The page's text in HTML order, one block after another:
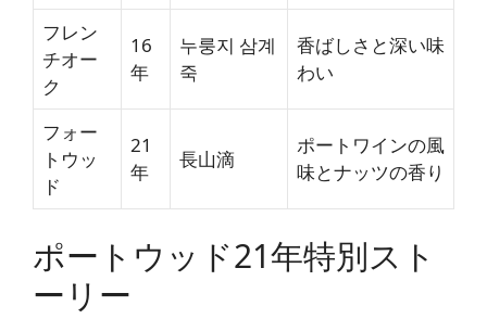
フレン
チオー
ク
16
年
누룽지 삼계
죽
香ばしさと深い味
わい
フォー
トウッ
ド
21
年
長山滴
ポートワインの風
味とナッツの香り
ポートウッド21年特別スト
ーリー